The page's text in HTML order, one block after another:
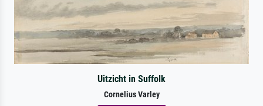
Uitzicht in Suffolk
Cornelius Varley